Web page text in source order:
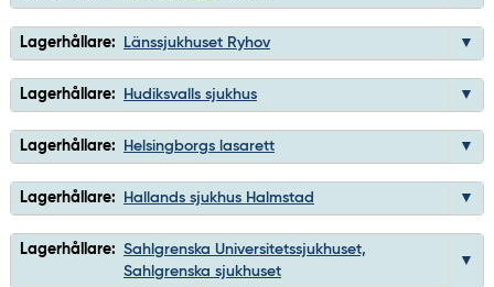
Lagerhållare: Länssjukhuset Ryhov
Lagerhållare: Hudiksvalls sjukhus
Lagerhållare: Helsingborgs lasarett
Lagerhållare: Hallands sjukhus Halmstad
Lagerhållare: Sahlgrenska Universitetssjukhuset,
Sahlgrenska sjukhuset